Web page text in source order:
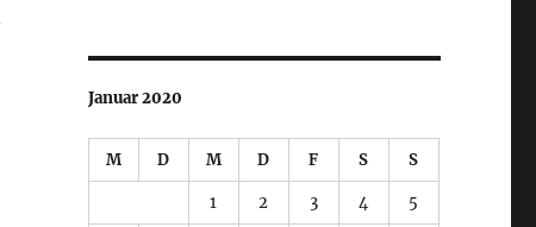
Januar 2020
M D M D F S S
1 2 3 4 5